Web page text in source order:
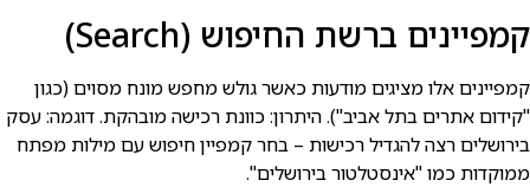
קמפיינים ברשת החיפוש (Search)
קמפיינים אלו מציגים מודעות כאשר גולש מחפש מונח מסוים (כגון
"קידום אתרים בתל אביב"). היתרון: כוונת רכישה מובהקת. דוגמה: עסק
בירושלים רצה להגדיל רכישות – בחר קמפיין חיפוש עם מילות מפתח
ממוקדות כמו "אינסטלטור בירושלים".